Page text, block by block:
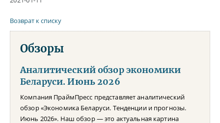
Возврат к списку
Обзоры
Аналитический обзор экономики
Беларуси. Июнь 2026
Компания ПраймПресс представляет аналитический
обзор «Экономика Беларуси. Тенденции и прогнозы.
Июнь 2026». Наш обзор — это актуальная картина